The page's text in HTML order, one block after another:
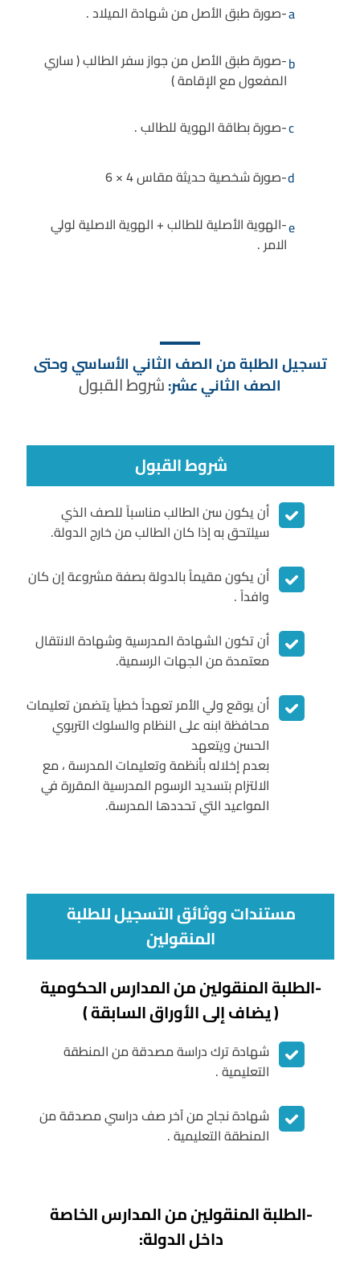
a-صورة طبق الأصل من شهادة الميلاد .
b-صورة طبق الأصل من جواز سفر الطالب ( ساري
المفعول مع الإقامة )
c-صورة بطاقة الهوية للطالب .
d-صورة شخصية حديثة مقاس 4 × 6
e-الهوية الأصلية للطالب + الهوية الاصلية لولي
الامر .
تسجيل الطلبة من الصف الثاني الأساسي وحتى
الصف الثاني عشر:شروط القبول
شروط القبول
أن يكون سن الطالب مناسباً للصف الذي
سيلتحق به إذا كان الطالب من خارج الدولة.
أن يكون مقيماً بالدولة بصفة مشروعة إن كان
وافداً .
أن تكون الشهادة المدرسية وشهادة الانتقال
معتمدة من الجهات الرسمية.
أن يوقع ولي الأمر تعهداً خطياً يتضمن تعليمات
محافظة ابنه على النظام والسلوك التربوي
الحسن ويتعهد
بعدم إخلاله بأنظمة وتعليمات المدرسة ، مع
الالتزام بتسديد الرسوم المدرسية المقررة في
المواعيد التي تحددها المدرسة.
مستندات ووثائق التسجيل للطلبة
المنقولين
-الطلبة المنقولين من المدارس الحكومية
( يضاف إلى الأوراق السابقة )
شهادة ترك دراسة مصدقة من المنطقة
التعليمية .
شهادة نجاح من آخر صف دراسي مصدقة من
المنطقة التعليمية .
-الطلبة المنقولين من المدارس الخاصة
داخل الدولة: